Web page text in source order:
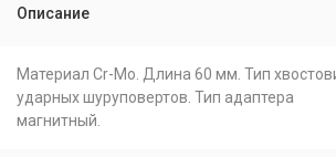
Описание
Материал Cr-Mo. Длина 60 мм. Тип
ударных шуруповертов. Тип адаптера
магнитный.